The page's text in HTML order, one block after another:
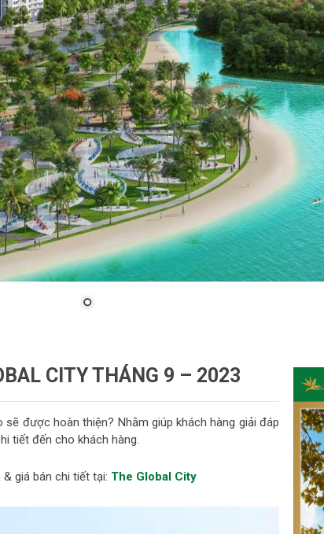
CITY THÁNG 9 – 2023
được hoàn thiện? Nhằm giúp khách hàng giải đáp
tiết đến cho khách hàng.
giá bán chi tiết tại: The Global City